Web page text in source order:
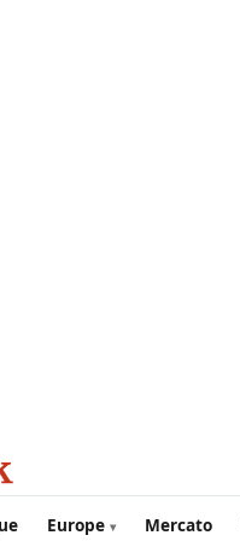
Europe Mercato